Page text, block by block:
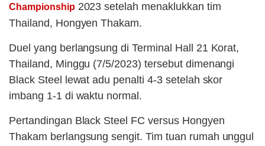
Championship2023 setelah menaklukkan tim
Thailand, Hongyen Thakam.
Duel yang berlangsung di Terminal Hall 21 Korat,
Thailand, Minggu (7/5/2023) tersebut dimenangi
Black Steel lewat adu penalti 4-3 setelah skor
imbang 1-1 di waktu normal.
Pertandingan Black Steel FC versus Hongyen
Thakam berlangsung sengit. Tim tuan rumah unggul